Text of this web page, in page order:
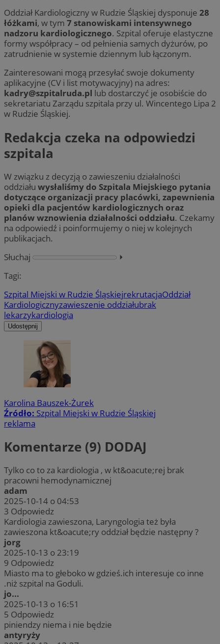
Oddział Kardiologiczny w Rudzie Śląskiej dysponuje 28
łóżkami, w tym 7 stanowiskami intensywnego
nadzoru kardiologicznego. Szpital oferuje elastyczne
formy współpracy – od pełnienia samych dyżurów, po
zatrudnienie w systemie dziennym lub łączonym.
Zainteresowani mogą przesyłać swoje dokumenty
aplikacyjne (CV i list motywacyjny) na adres:
kadry@szpitalruda.pl lub dostarczyć je osobiście do
sekretariatu Zarządu szpitala przy ul. Wincentego Lipa 2
w Rudzie Śląskiej.
Redakcja czeka na odpowiedzi
szpitala
W związku z decyzją o zawieszeniu działalności
oddziału wysłaliśmy do Szpitala Miejskiego pytania
dotyczące organizacji pracy placówki, zapewnienia
opieki dla pacjentów kardiologicznych oraz
planów wznowienia działalności oddziału. Czekamy
na odpowiedź i poinformujemy o niej w kolejnych
publikacjach.
Słuchaj
⏵︎
Tagi:
Szpital Miejski w Rudzie ŚląskiejrekrutacjaOddział
Kardiologicznyzawieszenie oddziałubrak
lekarzykardiologia
Udostępnij
Karolina Bauszek-Żurek
Źródło: Szpital Miejski w Rudzie Śląskiej
reklama
Komentarze (9) DODAJ
Tylko co to za kardiologia , w kt&oacute;rej brak
pracowni hemodynamicznej
adam
2025-10-14 o 04:53
3 Odpowiedz
Kardiologia zawieszona, Laryngologia też była
zawieszona kt&oacute;ry oddział będzie następny ?
jorg
2025-10-13 o 23:19
9 Odpowiedz
Miasto ma to głeboko w gdzieś.ich interesuje co inne
.niż szpital na Goduli.
jo...
2025-10-13 o 16:51
5 Odpowiedz
piniendzy niema i nie będzie
antyryży